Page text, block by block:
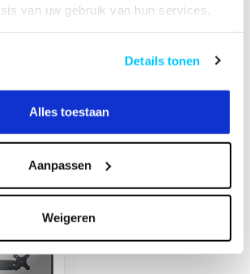
van uw gebruik van hun services.
Details tonen
Alles toestaan
Aanpassen
Weigeren
u een vraag over dit product?
op met onze klantenservicee
of